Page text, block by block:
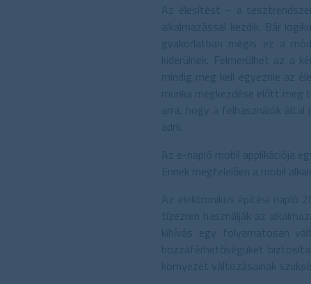
Az élesítést – a
alkalmazással kezdik. Bár
gyakorlatban mégis ez a
kiderülnek. Felmerülhet az a
mindig meg kell egyeznie az
munka megkezdése előtt meg
arra, hogy a felhasználók
adni.
Az e-napló mobil applikációja
Ennek megfelelően a mobil
Az elektronikus építési napló
tízezren használják az
kihívás egy folyamatosan
hozzáférhetőségüket
környezet változásainak